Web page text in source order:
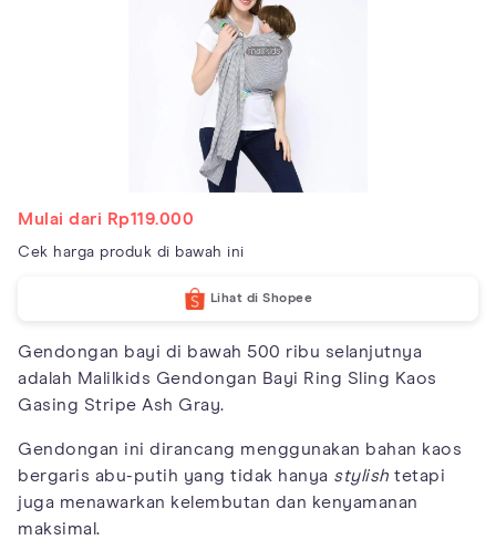
Mulai dari Rp119.000
Cek harga produk di bawah ini
Lihat di Shopee
Gendongan bayi di bawah 500 ribu selanjutnya
adalah Malilkids Gendongan Bayi Ring Sling Kaos
Gasing Stripe Ash Gray.
Gendongan ini dirancang menggunakan bahan kaos
bergaris abu-putih yang tidak hanya stylish tetapi
juga menawarkan kelembutan dan kenyamanan
maksimal.